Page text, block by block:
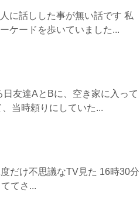
に話しした事が無い話です 私
ケードを歩いていました...
友達AとBに、空き家に入って
当時頼りにしていた...
だけ不思議なTV見た 16時30分
てさ...